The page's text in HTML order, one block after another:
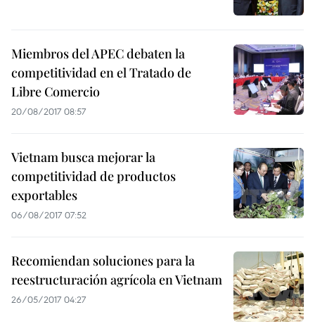
Miembros del APEC debaten la
competitividad en el Tratado de
Libre Comercio
20/08/2017 08:57
Vietnam busca mejorar la
competitividad de productos
exportables
06/08/2017 07:52
Recomiendan soluciones para la
reestructuración agrícola en Vietnam
26/05/2017 04:27